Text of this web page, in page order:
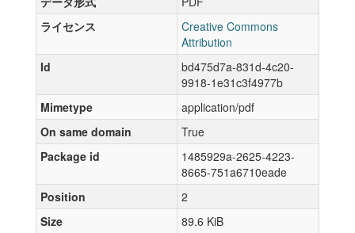
ライセンス
Creative Commons
Attribution
Id
bd475d7a-831d-4c20-
9918-1e31c3f4977b
Mimetype
application/pdf
On same domain
True
Package id
1485929a-2625-4223-
8665-751a6710eade
Position
2
Size
89.6 KiB